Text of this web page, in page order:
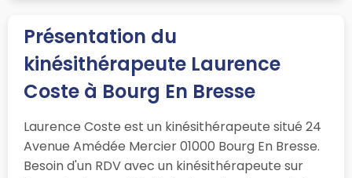
Présentation du
kinésithérapeute Laurence
Coste à Bourg En Bresse
Laurence Coste est un kinésithérapeute situé 24
Avenue Amédée Mercier 01000 Bourg En Bresse.
Besoin d'un RDV avec un kinésithérapeute sur